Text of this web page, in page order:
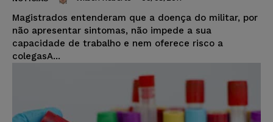
Magistrados entenderam que a doença do militar, por
não apresentar sintomas, não impede a sua
capacidade de trabalho e nem oferece risco a
colegasA...